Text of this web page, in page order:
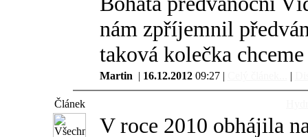
nám zpříjemnil
taková kolečka
Martin | 16.12.201209:27 | |
Článek
V roce 2010 obhájila